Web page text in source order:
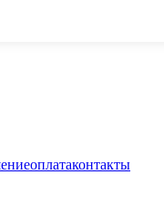
оплатаконтакты